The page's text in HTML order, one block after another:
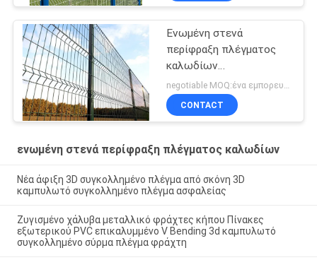
Ενωμένη στενά
περίφραξη πλέγματος
καλωδίων
αποσυνθέσεων απόδειξη
CONTACT
ενωμένη στενά περίφραξη πλέγματος καλωδίων
Νέα άφιξη 3D συγκολλημένο πλέγμα από σκόνη 3D
καμπυλωτό συγκολλημένο πλέγμα ασφαλείας
Ζυγισμένο χάλυβα μεταλλικό φράχτες κήπου Πίνακες
εξωτερικού PVC επικαλυμμένο V Bending 3d καμπυλωτό
συγκολλημένο σύρμα πλέγμα φράχτη